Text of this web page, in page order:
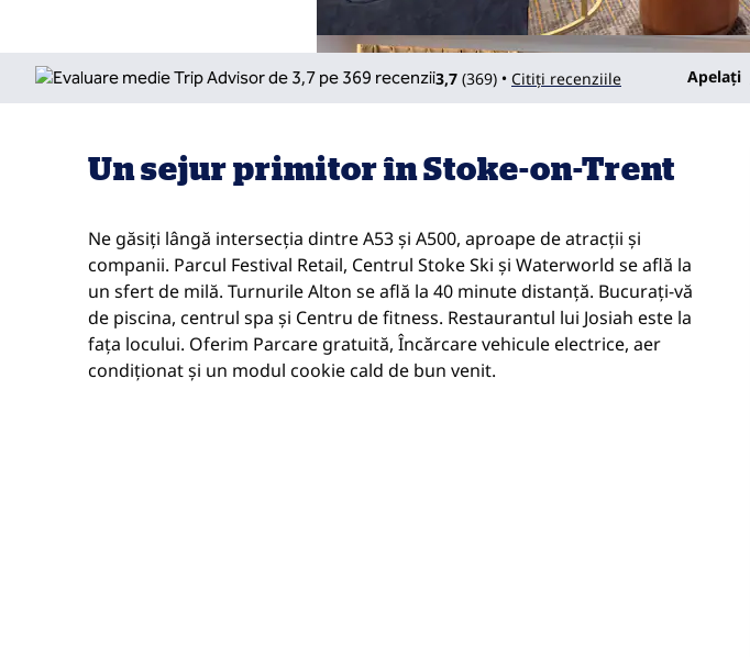
3,7 (369) • Citiți recenziile Apelați
Apelare
Un sejur primitor în Stoke-on-Trent
Ne găsiți lângă intersecția dintre A53 și A500, aproape de atracții și
companii. Parcul Festival Retail, Centrul Stoke Ski și Waterworld se află la
un sfert de milă. Turnurile Alton se află la 40 minute distanță. Bucurați-vă
de piscina, centrul spa și Centru de fitness. Restaurantul lui Josiah este la
fața locului. Oferim Parcare gratuită, Încărcare vehicule electrice, aer
condiționat și un modul cookie cald de bun venit.